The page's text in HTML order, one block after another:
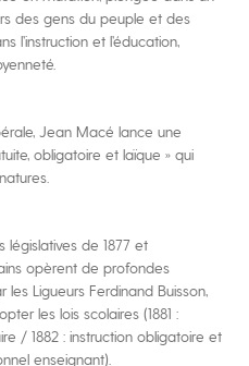
des gens du peuple et des
l’instruction et l’éducation,
Jean Macé lance une
obligatoire et laïque » qui
législatives de 1877 et
opèrent de profondes
Ligueurs Ferdinand Buisson,
les lois scolaires (1881 :
/ 1882 : instruction obligatoire et
enseignant).